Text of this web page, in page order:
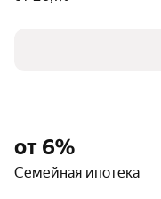
от 6%
Семейная ипотека